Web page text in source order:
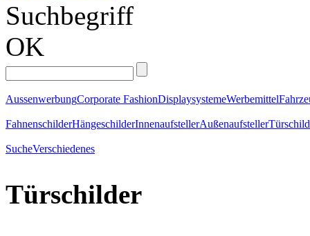
Suchbegriff
OK
AussenwerbungCorporate FashionDisplaysystemeWerbemittel
FahnenschilderHängeschilderInnenaufstellerAußenaufsteller
SucheVerschiedenes
Türschilder